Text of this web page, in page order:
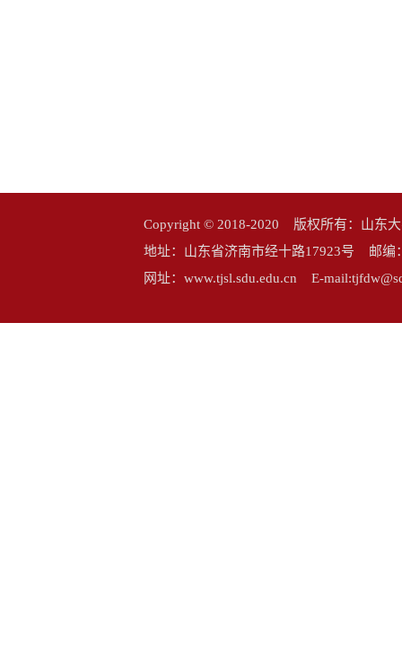
Copyright © 2018-2020 版权所有：山东
地址：山东省济南市经十路17923号 邮
网址：www.tjsl.sdu.edu.cn E-